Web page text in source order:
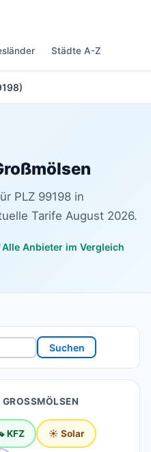
Städte A-Z
PLZ 99198 in
Tarife August 2026.
Alle Anbieter im Vergleich
Suchen
KFZ ☀️ Solar